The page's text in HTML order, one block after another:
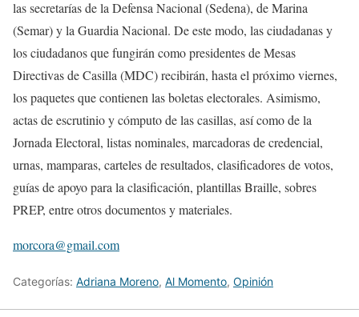
las secretarías de la Defensa Nacional (Sedena), de Marina
(Semar) y la Guardia Nacional. De este modo, las ciudadanas y
los ciudadanos que fungirán como presidentes de Mesas
Directivas de Casilla (MDC) recibirán, hasta el próximo viernes,
los paquetes que contienen las boletas electorales. Asimismo,
actas de escrutinio y cómputo de las casillas, así como de la
Jornada Electoral, listas nominales, marcadoras de credencial,
urnas, mamparas, carteles de resultados, clasificadores de votos,
guías de apoyo para la clasificación, plantillas Braille, sobres
PREP, entre otros documentos y materiales.
morcora@gmail.com
Categorías: Adriana Moreno, Al Momento, Opinión